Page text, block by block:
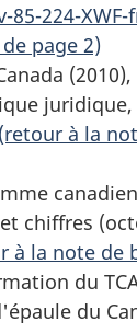
224-XWF-
page 2)
juridique,
(retour à la
chiffres
à la note de
du
du